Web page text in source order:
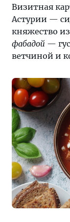
Визитная
Астурии —
княжество
фабадой —
ветчиной и